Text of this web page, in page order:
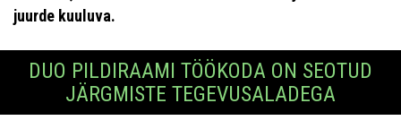
juurde kuuluva.
DUO PILDIRAAMI TÖÖKODA ON SEOTUD
JÄRGMISTE TEGEVUSALADEGA